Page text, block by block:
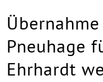
Pneuhage
Ehrhardt
sagt:
sagt: